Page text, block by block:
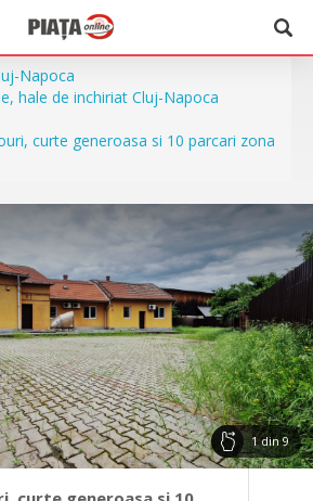
Napoca
hale de inchiriat Cluj-Napoca
curte generoasa si 10 parcari zona
1din9